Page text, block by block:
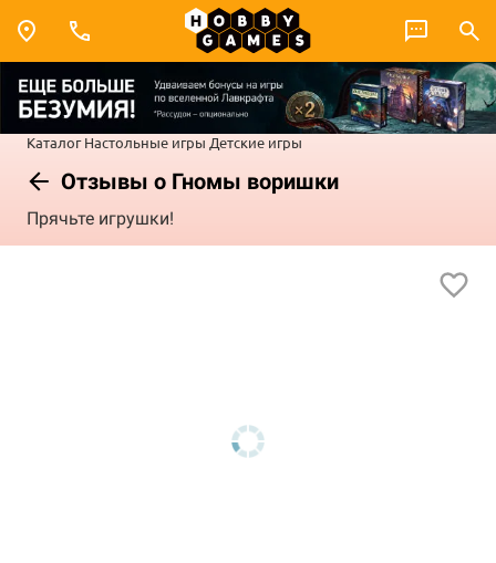
Каталог Настольные игры Детские игры
Отзывы о Гномы воришки
Прячьте игрушки!